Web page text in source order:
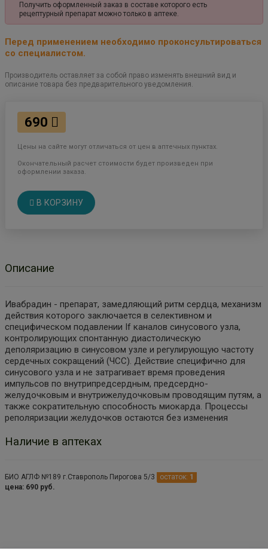
Получить оформленный заказ в составе которого есть
рецептурный препарат можно только в аптеке.
Перед применением необходимо проконсультироваться
со специалистом.
Производитель оставляет за собой право изменять внешний вид и
описание товара без предварительного уведомления.
690
Цены на сайте могут отличаться от цен в аптечных пунктах.
Окончательный расчет стоимости будет произведен при
оформлении заказа.
В КОРЗИНУ
Описание
Ивабрадин - препарат, замедляющий ритм сердца, механизм
действия которого заключается в селективном и
специфическом подавлении If каналов синусового узла,
контролирующих спонтанную диастолическую
деполяризацию в синусовом узле и регулирующую частоту
сердечных сокращений (ЧСС). Действие специфично для
синусового узла и не затрагивает время проведения
импульсов по внутрипредсердным, предсердно-
желудочковым и внутрижелудочковым проводящим путям, а
также сократительную способность миокарда. Процессы
реполяризации желудочков остаются без изменения
Наличие в аптеках
БИО АГЛФ №189 г.Ставрополь Пирогова 5/3 остаток: 1
цена: 690 руб.